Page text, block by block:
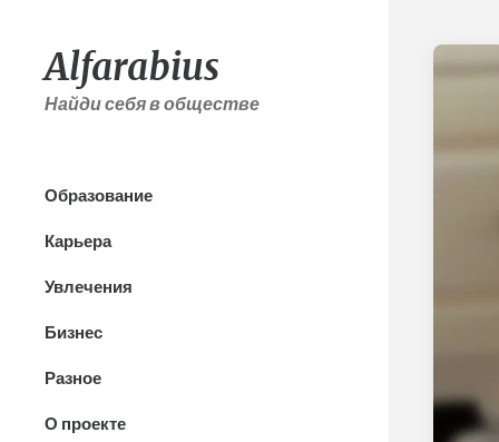
Alfarabius
Найди себя в обществе
Образование
Карьера
Увлечения
Бизнес
Разное
О проекте